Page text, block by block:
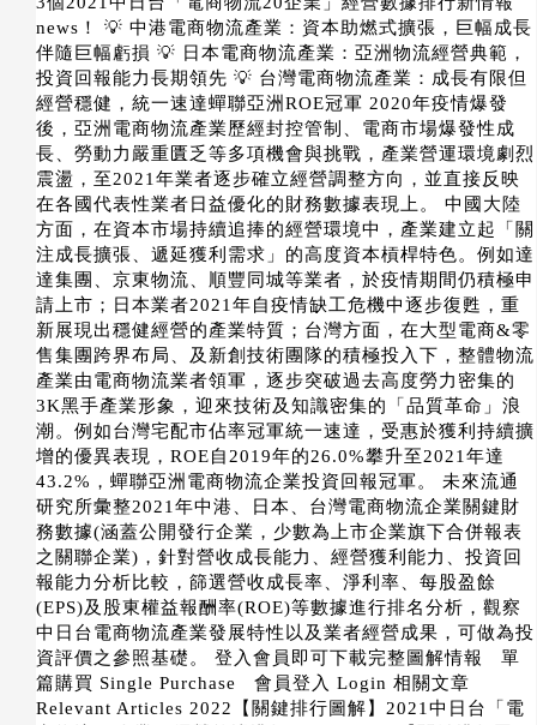
news！ 💡 中港電商物流產業：資本助燃式擴張，巨幅成長
伴隨巨幅虧損 💡 日本電商物流產業：亞洲物流經營典範，
投資回報能力長期領先 💡 台灣電商物流產業：成長有限但
經營穩健，統一速達蟬聯亞洲ROE冠軍 2020年疫情爆發
後，亞洲電商物流產業歷經封控管制、電商市場爆發性成
長、勞動力嚴重匱乏等多項機會與挑戰，產業營運環境劇烈
震盪，至2021年業者逐步確立經營調整方向，並直接反映
在各國代表性業者日益優化的財務數據表現上。 中國大陸
方面，在資本市場持續追捧的經營環境中，產業建立起「關
注成長擴張、遞延獲利需求」的高度資本槓桿特色。例如達
達集團、京東物流、順豐同城等業者，於疫情期間仍積極申
請上市；日本業者2021年自疫情缺工危機中逐步復甦，重
新展現出穩健經營的產業特質；台灣方面，在大型電商&零
售集團跨界布局、及新創技術團隊的積極投入下，整體物流
產業由電商物流業者領軍，逐步突破過去高度勞力密集的
3K黑手產業形象，迎來技術及知識密集的「品質革命」浪
潮。例如台灣宅配市佔率冠軍統一速達，受惠於獲利持續擴
增的優異表現，ROE自2019年的26.0%攀升至2021年達
43.2%，蟬聯亞洲電商物流企業投資回報冠軍。 未來流通
研究所彙整2021年中港、日本、台灣電商物流企業關鍵財
務數據(涵蓋公開發行企業，少數為上市企業旗下合併報表
之關聯企業)，針對營收成長能力、經營獲利能力、投資回
報能力分析比較，篩選營收成長率、淨利率、每股盈餘
(EPS)及股東權益報酬率(ROE)等數據進行排名分析，觀察
中日台電商物流產業發展特性以及業者經營成果，可做為投
資評價之參照基礎。 登入會員即可下載完整圖解情報 單
篇購買 Single Purchase 會員登入 Login 相關文章
Relevant Articles 2022【關鍵排行圖解】2021中日台「電